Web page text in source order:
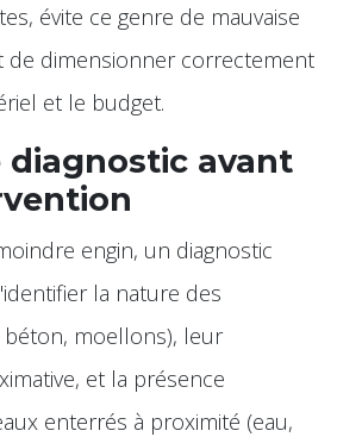
évite ce genre de mauvaise
de dimensionner correctement
et le budget.
diagnostic avant
engin, un diagnostic
la nature des
moellons), leur
et la présence
enterrés à proximité (eau,